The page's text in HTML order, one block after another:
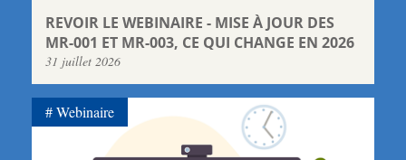
REVOIR LE WEBINAIRE - MISE À JOUR DES
MR-001 ET MR-003, CE QUI CHANGE EN 2026
31 juillet 2026
Webinaire